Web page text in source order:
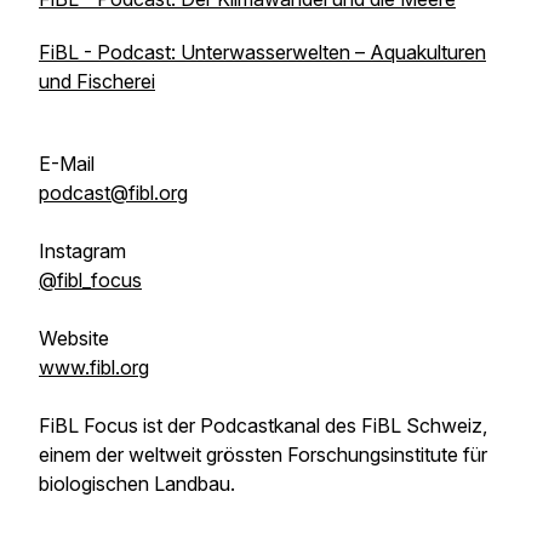
FiBL - Podcast: Unterwasserwelten – Aquakulturen
und Fischerei
E-Mail
podcast@fibl.org
Instagram
@fibl_focus
Website
www.fibl.org
FiBL Focus ist der Podcastkanal des FiBL Schweiz,
einem der weltweit grössten Forschungsinstitute für
biologischen Landbau.